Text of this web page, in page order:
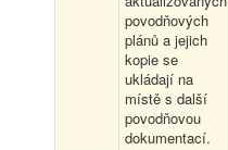
povodňových
plánů a jejich
kopie se
ukládají na
místě s další
povodňovou
dokumentací.